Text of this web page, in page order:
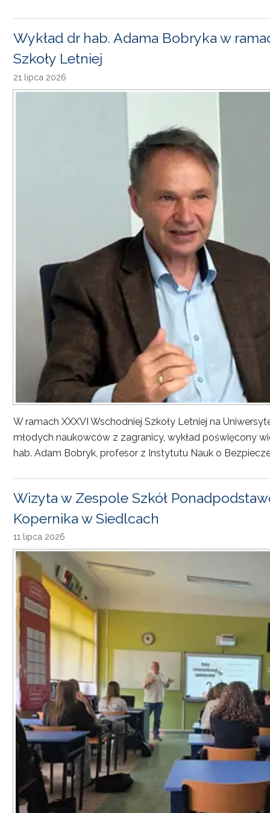
Wykład dr hab. Adama Bobryka w
Szkoły Letniej
21 lipca 2026
W ramach XXXVI Wschodniej Szkoły Letniej na
młodych naukowców z zagranicy, wykład poświęcony
hab. Adam Bobryk, profesor z Instytutu Nauk o
Wizyta w Zespole Szkół
Kopernika w Siedlcach
11 lipca 2026